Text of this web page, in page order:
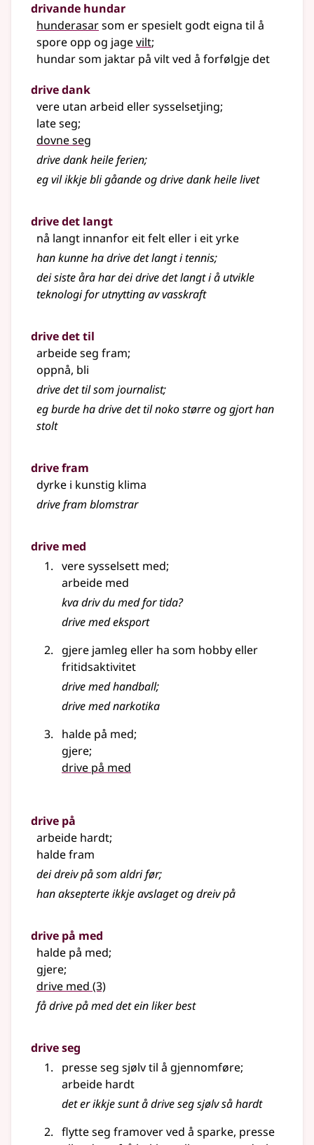
drivande hundar
hunderasarsom er spesielt godt eigna til å
spore opp og jagevilt;
hundar som jaktar på vilt ved å forfølgje det
drive dank
vere utan arbeid eller sysselsetjing;
late seg;
dovne seg
drive dank heile ferien;
eg vil ikkje bli gåande og drive dank heile livet
drive det langt
nå langt innanfor eit felt eller i eit yrke
han kunne ha drive det langt i tennis;
dei siste åra har dei drive det langt i å utvikle
teknologi for utnytting av vasskraft
drive det til
arbeide seg fram;
oppnå, bli
drive det til som journalist;
eg burde ha drive det til noko større og gjort han
stolt
drive fram
dyrke i kunstig klima
drive fram blomstrar
drive med
vere sysselsett med;
arbeide med
kva driv du med for tida?
drive med eksport
gjere jamleg eller ha som hobby eller
fritidsaktivitet
drive med handball;
drive med narkotika
halde på med;
gjere;
drive på med
drive på
arbeide hardt;
halde fram
dei dreiv på som aldri før;
han aksepterte ikkje avslaget og dreiv på
drive på med
halde på med;
gjere;
drive med (3)
få drive på med det ein liker best
drive seg
presse seg sjølv til å gjennomføre;
arbeide hardt
det er ikkje sunt å drive seg sjølv så hardt
flytte seg framover ved å sparke, presse